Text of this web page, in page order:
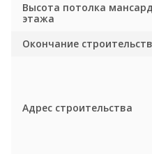
Высота потолка
этажа
Окончание
Адрес строительства